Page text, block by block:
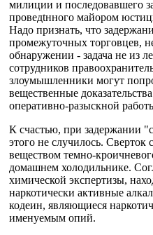
милиции и последовавшего
проведtнного майором
Надо признать, что
промежуточных торговцев,
обнаружении - задача не из
сотрудников
злоумышленники могут
вещественные
оперативно-разыскной
К счастью, при задержании
этого не случилось.
веществом темно-
домашнем холодильнике.
химической экспертизы,
наркотически активные
кодеин, являющиеся
именуемым опий.